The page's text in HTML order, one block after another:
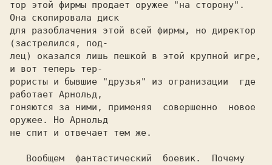
тор этой фирмы продает оружее "на сторону".
Она скопировала диск
для разоблачения этой всей фирмы, но директор
(застрелился, под-
лец) оказался лишь пешкой в этой крупной игре,
и вот теперь тер-
рористы и бывшие "друзья" из огранизации  где
работает Арнольд,
гоняются за ними, применяя  совершенно  новое
оружее. Но Арнольд
не спит и отвечает тем же.